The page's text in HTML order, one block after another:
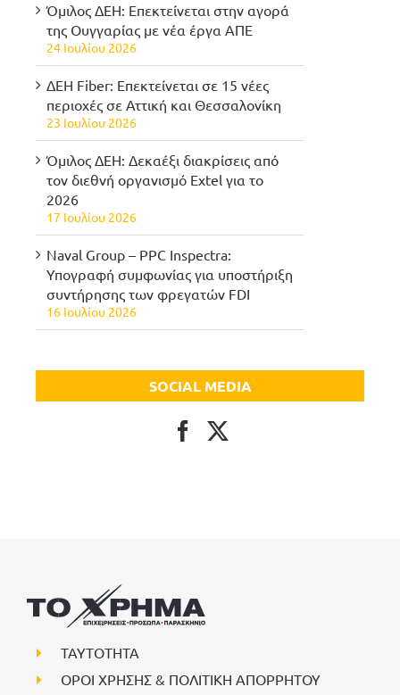
Όμιλος ΔΕΗ: Επεκτείνεται στην αγορά
της Ουγγαρίας με νέα έργα ΑΠΕ
24 Ιουλίου 2026
ΔΕΗ Fiber: Επεκτείνεται σε 15 νέες
περιοχές σε Αττική και Θεσσαλονίκη
23 Ιουλίου 2026
Όμιλος ΔΕΗ: Δεκαέξι διακρίσεις από
τον διεθνή οργανισμό Extel για το
2026
17 Ιουλίου 2026
Naval Group – PPC Inspectra:
Υπογραφή συμφωνίας για υποστήριξη
συντήρησης των φρεγατών FDI
16 Ιουλίου 2026
SOCIAL MEDIA
ΤΑΥΤΟΤΗΤΑ
ΟΡΟΙ ΧΡΗΣΗΣ & ΠΟΛΙΤΙΚΗ ΑΠΟΡΡΗΤΟΥ